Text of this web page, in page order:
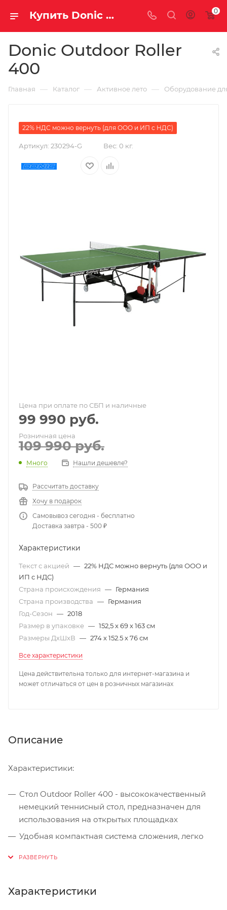
Купить Donic Outdoor Roller 400 за рублей, а со скидкой 99 990 руб. 0
Donic Outdoor Roller
400
Главная — Каталог — Активное лето — Оборудование
22% НДС можно вернуть (для ООО и ИП с НДС)
Артикул: 230294-G Вес: 0 кг.
Цена при оплате по СБП и наличные
99 990 руб.
Розничная цена
109 990руб.
Много Нашли дешевле?
Рассчитать доставку
Хочу в подарок
Самовывоз сегодня - бесплатно
Доставка завтра - 500 ₽
Характеристики
Текст с акцией — 22% НДС можно вернуть (для ООО и
ИП с НДС)
Страна происхождения — Германия
Страна производства — Германия
Год-Сезон — 2018
Размер в упаковке — 152,5 х 69 х 163 см
Размеры ДхШхВ — 274 х 152.5 х 76 см
Все характеристики
Цена действительна только для интернет-магазина и
может отличаться от цен в розничных магазинах
Описание
Характеристики:
Стол Outdoor Roller 400 - высококачественный
немецкий теннисный стол, предназначен для
использования на открытых площадках
Удобная компактная система сложения, легко
надежной системой блокировки столешниц
25мм, покрытых порошковым покрытием
Характеристики